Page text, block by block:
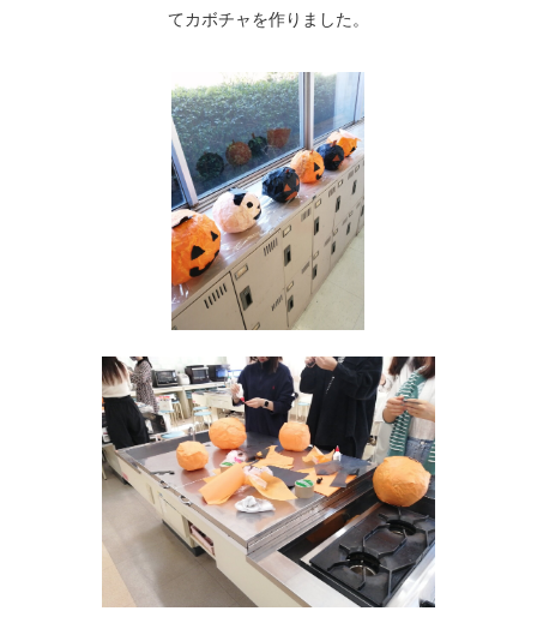
てカボチャを作りました。